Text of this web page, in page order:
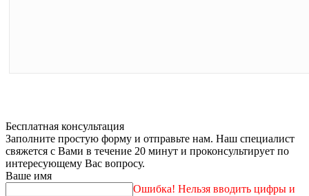
Бесплатная консультация
Заполните простую форму и отправьте нам. Наш специалист
свяжется с Вами в течение 20 минут и проконсультирует по
интересующему Вас вопросу.
Ваше имя
Ошибка! Нельзя вводить цифры и